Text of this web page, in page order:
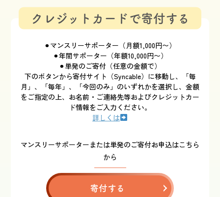
クレジットカードで寄付する
⚫︎マンスリーサポーター（月額1,000円〜）
⚫︎年間サポーター（年額10,000円〜）
⚫︎単発のご寄付（任意の金額で）
下のボタンから寄付サイト（Syncable）に移動し、「毎
月」、「毎年」、「今回のみ」のいずれかを選択し、金額
をご指定の上、お名前・ご連絡先等およびクレジットカー
ド情報をご入力ください。
詳しくは
マンスリーサポーターまたは単発のご寄付お申込はこちら
から
寄付する